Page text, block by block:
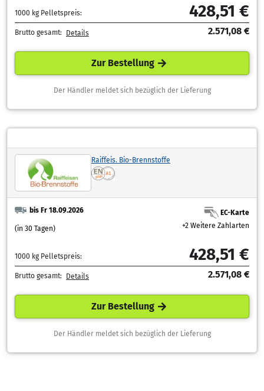
1000 kg Pelletspreis: 428,51 €
Brutto gesamt: Details 2.571,08 €
Zur Bestellung
Der Händler meldet sich bezüglich der Lieferung
Raiffeis. Bio-Brennstoffe
bis Fr 18.09.2026
(in 30 Tagen)
EC-Karte
+2 Weitere Zahlarten
1000 kg Pelletspreis: 428,51 €
Brutto gesamt: Details 2.571,08 €
Zur Bestellung
Der Händler meldet sich bezüglich der Lieferung